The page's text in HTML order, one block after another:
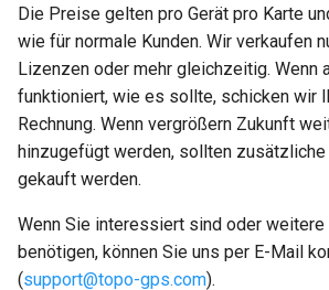
Die Preise gelten pro Gerät pro Karte
wie für normale Kunden. Wir verkaufen
Lizenzen oder mehr gleichzeitig. Wenn
funktioniert, wie es sollte, schicken wir
Rechnung. Wenn vergrößern Zukunft
hinzugefügt werden, sollten
gekauft werden.
Wenn Sie interessiert sind oder
benötigen, können Sie uns per E-Mail
(support@topo-gps.com).